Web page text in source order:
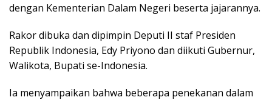
dengan Kementerian Dalam Negeri beserta jajarannya.
Rakor dibuka dan dipimpin Deputi II staf Presiden
Republik Indonesia, Edy Priyono dan diikuti Gubernur,
Walikota, Bupati se-Indonesia.
Ia menyampaikan bahwa beberapa penekanan dalam